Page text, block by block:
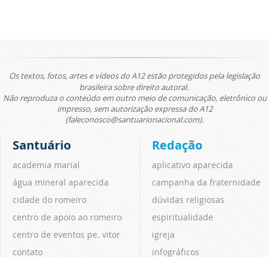
Os textos, fotos, artes e vídeos do A12 estão protegidos pela legislação
brasileira sobre direito autoral.
Não reproduza o conteúdo em outro meio de comunicação, eletrônico ou
impresso, sem autorização expressa do A12
(faleconosco@santuarionacional.com).
Santuário
academia marial
água mineral aparecida
cidade do romeiro
centro de apoio ao romeiro
centro de eventos pe. vitor
contato
Redação
aplicativo aparecida
campanha da fraternidade
dúvidas religiosas
espiritualidade
igreja
infográficos